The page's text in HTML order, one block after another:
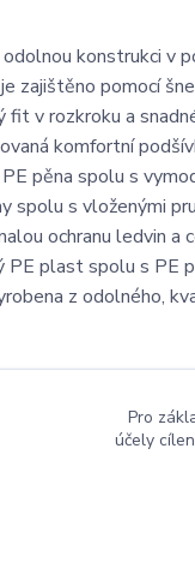
konstrukci v
zajištěno pomocí
fit v rozkroku a
komfortní
pěna spolu s
spolu s vloženými
ochranu ledvin a
PE plast spolu s PE
z odolného,
Pro
účely